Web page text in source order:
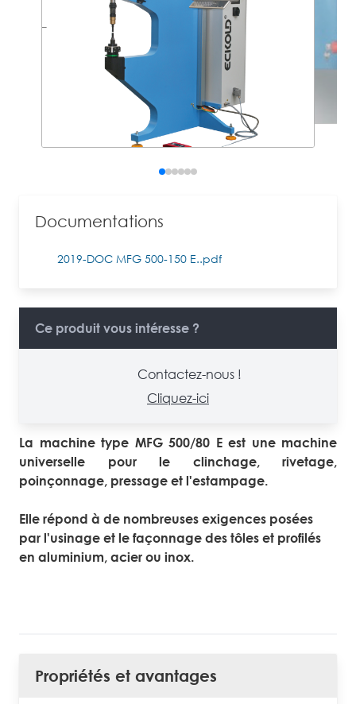
Documentations
2019-DOC MFG 500-150 E..pdf
Ce produit vous intéresse ?
Contactez-nous !
Cliquez-ici
La machine type MFG 500/80 E est une machine
universelle pour le clinchage, rivetage,
poinçonnage, pressage et l'estampage.
Elle répond à de nombreuses exigences posées
par l'usinage et le façonnage des tôles et profilés
en aluminium, acier ou inox.
Propriétés et avantages